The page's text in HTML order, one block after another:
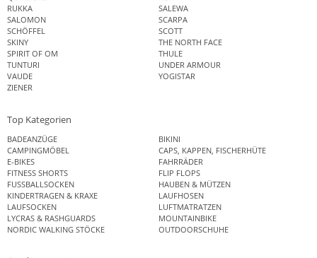
RUKKA
SALEWA
SALOMON
SCARPA
SCHÖFFEL
SCOTT
SKINY
THE NORTH FACE
SPIRIT OF OM
THULE
TUNTURI
UNDER ARMOUR
VAUDE
YOGISTAR
ZIENER
Top Kategorien
BADEANZÜGE
BIKINI
CAMPINGMÖBEL
CAPS, KAPPEN, FISCHERHÜTE
E-BIKES
FAHRRÄDER
FITNESS SHORTS
FLIP FLOPS
FUSSBALLSOCKEN
HAUBEN & MÜTZEN
KINDERTRAGEN & KRAXE
LAUFHOSEN
LAUFSOCKEN
LUFTMATRATZEN
LYCRAS & RASHGUARDS
MOUNTAINBIKE
NORDIC WALKING STÖCKE
OUTDOORSCHUHE